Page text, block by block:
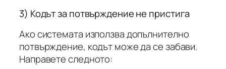
3) Кодът за потвърждение не пристига
Ако системата използва допълнително
потвърждение, кодът може да се забави.
Направете следното: